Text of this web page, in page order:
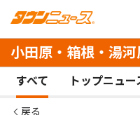
小田原・箱根・湯
すべて トップニュー
戻る